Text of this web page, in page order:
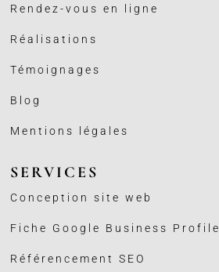
Rendez-vous en ligne
Réalisations
Témoignages
Blog
Mentions légales
SERVICES
Conception site web
Fiche Google Business Profile
Référencement SEO